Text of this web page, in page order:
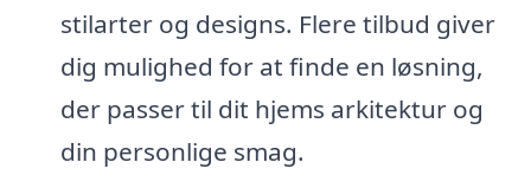
stilarter og designs. Flere tilbud giver
dig mulighed for at finde en løsning,
der passer til dit hjems arkitektur og
din personlige smag.